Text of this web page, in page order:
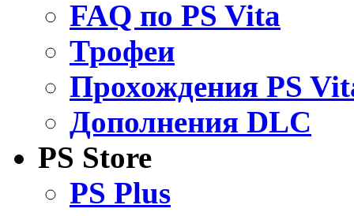
FAQ по PS Vita
Трофеи
Прохождения PS
Дополнения DLC
PS Store
PS Plus